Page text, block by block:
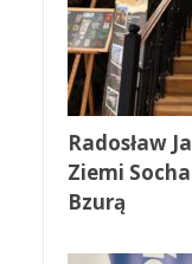
Radosław
Ziemi
Bzurą